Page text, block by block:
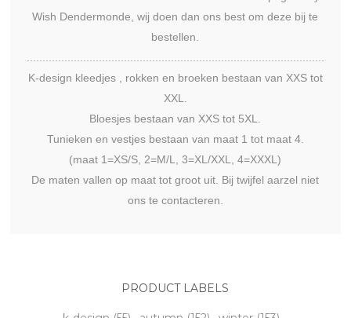
Wish Dendermonde, wij doen dan ons best om deze bij te
bestellen.
K-design kleedjes , rokken en broeken bestaan van XXS tot
XXL.
Bloesjes bestaan van XXS tot 5XL.
Tunieken en vestjes bestaan van maat 1 tot maat 4.
(maat 1=XS/S, 2=M/L, 3=XL/XXL, 4=XXXL)
De maten vallen op maat tot groot uit. Bij twijfel aarzel niet
ons te contacteren.
PRODUCT LABELS